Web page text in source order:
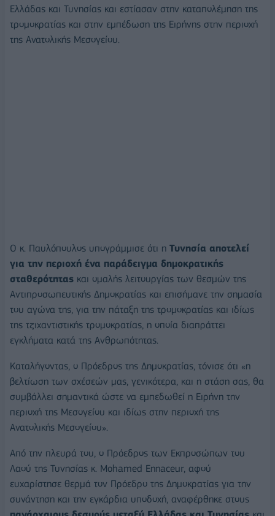
Ελλάδας και Τυνησίας και εστίασαν στην καταπολέμηση της
τρομοκρατίας και στην εμπέδωση της Ειρήνης στην περιοχή
της Ανατολικής Μεσογείου.
Ο κ. Παυλόπουλος υπογράμμισε ότι η Τυνησία αποτελεί
για την περιοχή ένα παράδειγμα δημοκρατικής
σταθερότητας και ομαλής λειτουργίας των θεσμών της
Αντιπροσωπευτικής Δημοκρατίας και επισήμανε την σημασία
του αγώνα της, για την πάταξη της τρομοκρατίας και ιδίως
της τζιχαντιστικής τρομοκρατίας, η οποία διαπράττει
εγκλήματα κατά της Ανθρωπότητας.
Καταλήγοντας, ο Πρόεδρος της Δημοκρατίας, τόνισε ότι «η
βελτίωση των σχέσεών μας, γενικότερα, και η στάση σας, θα
συμβάλλει σημαντικά ώστε να εμπεδωθεί η Ειρήνη την
περιοχή της Μεσογείου και ιδίως στην περιοχή της
Ανατολικής Μεσογείου».
Από την πλευρά του, ο Πρόεδρος των Εκπροσώπων του
Λαού της Τυνησίας κ. Μohamed Ennaceur, αφού
ευχαρίστησε θερμά τον Πρόεδρο της Δημοκρατίας για την
συνάντηση και την εγκάρδια υποδοχή, αναφέρθηκε στους